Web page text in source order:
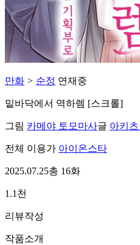
만화 > 순정 연재중
밑바닥에서 역하렘 [스크롤]
그림 카메야 토모마사글 아키츠
전체 이용가 아이온스타
2025.07.25총 16화
1.1천
리뷰작성
작품소개